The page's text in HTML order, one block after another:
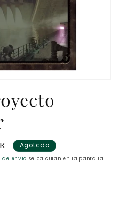
Agotado
de envío se calculan en la pantalla